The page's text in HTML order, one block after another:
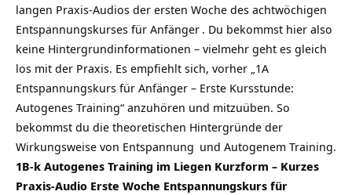
langen Praxis-Audios der ersten Woche des achtwöchigen
Entspannungskurses für Anfänger . Du bekommst hier also
keine Hintergrundinformationen – vielmehr geht es gleich
los mit der Praxis. Es empfiehlt sich, vorher „ 1A
Entspannungskurs für Anfänger – Erste Kursstunde:
Autogenes Training“ anzuhören und mitzuüben. So
bekommst du die theoretischen Hintergründe der
Wirkungsweise von Entspannung und Autogenem Training.
1B-k Autogenes Training im Liegen Kurzform – Kurzes
Praxis-Audio Erste Woche Entspannungskurs für